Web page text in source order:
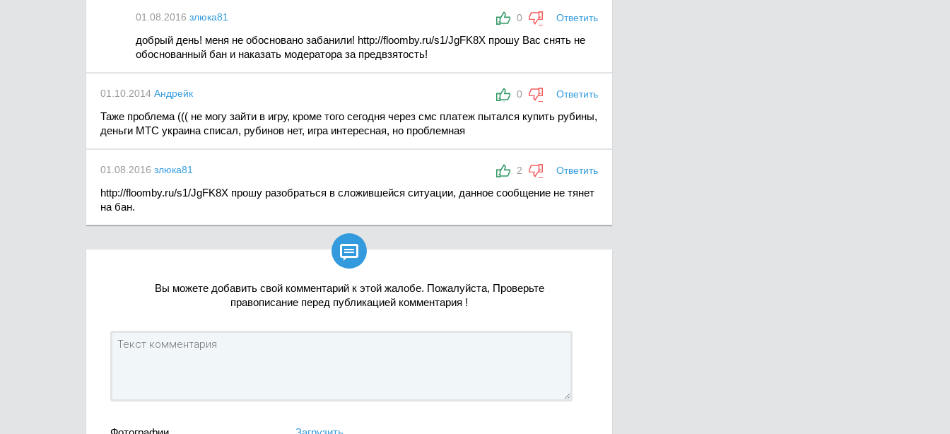
0 Ответить
01.08.2016 злюка81
добрый день! меня не обосновано забанили! http://floomby.ru/s1/JgFK8X прошу Вас снять не
обоснованный бан и наказать модератора за предвзятость!
0 Ответить
01.10.2014 Андрейк
Таже проблема ((( не могу зайти в игру, кроме того сегодня через смс платеж пытался купить рубины,
деньги МТС украина списал, рубинов нет, игра интересная, но проблемная
2 Ответить
01.08.2016 злюка81
http://floomby.ru/s1/JgFK8X прошу разобраться в сложившейся ситуации, данное сообщение не тянет
на бан.

Вы можете добавить свой комментарий к этой жалобе. Пожалуйста, Проверьте
правописание перед публикацией комментария !